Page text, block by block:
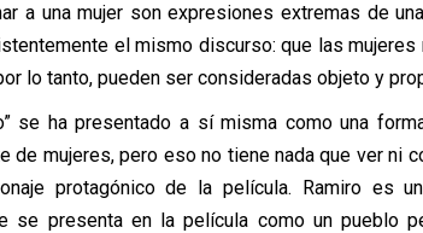
a una mujer son expresiones extremas de
el mismo discurso: que las
lo tanto, pueden ser consideradas objeto y
se ha presentado a sí misma como una
de mujeres, pero eso no tiene nada que ver ni
protagónico de la película. Ramiro es
se presenta en la película como un pueblo